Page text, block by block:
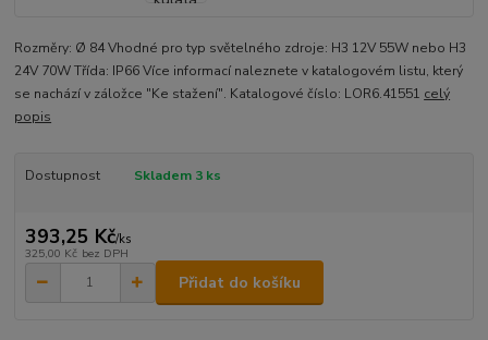
Rozměry: Ø 84 Vhodné pro typ světelného zdroje: H3 12V 55W nebo H3
24V 70W Třída: IP66 Více informací naleznete v katalogovém listu, který
se nachází v záložce "Ke stažení". Katalogové číslo: LOR6.41551 celý
popis
Dostupnost Skladem 3 ks
393,25 Kč/ks
325,00 Kč bez DPH
Přidat do košíku